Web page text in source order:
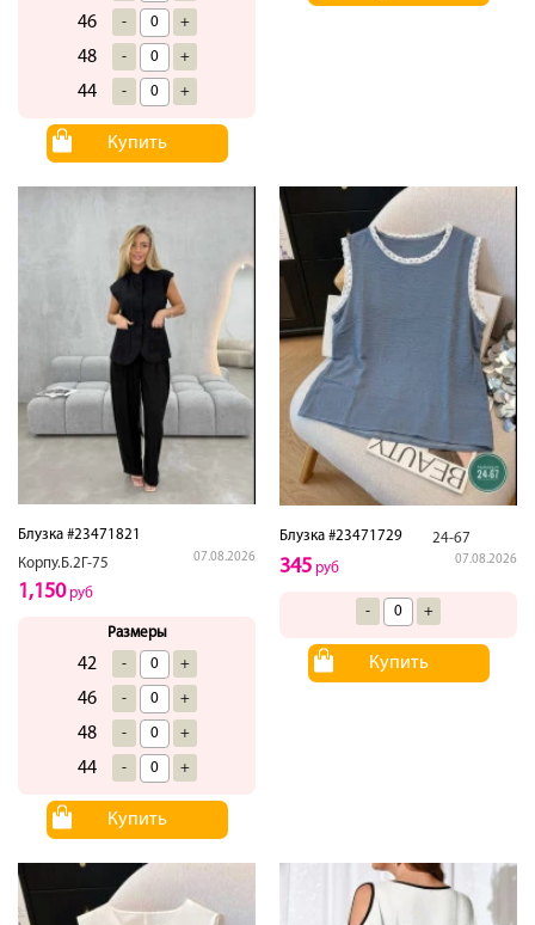
46 - +
48 - +
44 - +
Купить
Блузка #23471821
Корпу.Б.2Г-75
07.08.2026
1,150руб
Размеры
42 - +
46 - +
48 - +
44 - +
Купить
Блузка #23471729 24-67
07.08.2026
345 руб
- +
Купить